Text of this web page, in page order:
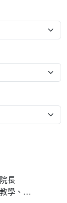
長
神人文主義